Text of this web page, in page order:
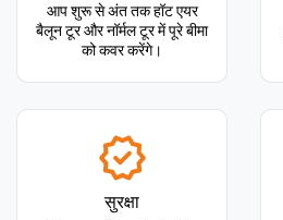
आप शुरू से अंत तक हॉट एयर
बैलून टूर और नॉर्मल टूर में पूरे बीमा
को कवर करेंगे।
सुरक्षा